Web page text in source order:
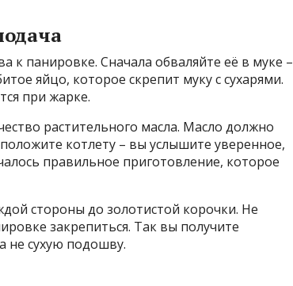
к панировке. Сначала обваляйте её в муке –
яйцо, которое скрепит муку с сухарями.
при жарке.
растительного масла. Масло должно
котлету – вы услышите уверенное,
правильное приготовление, которое
стороны до золотистой корочки. Не
закрепиться. Так вы получите
не сухую подошву.